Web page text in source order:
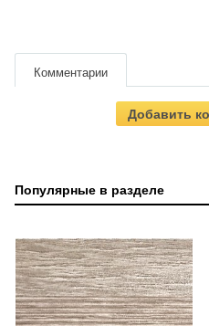
Комментарии
Добавить
Популярные в разделе